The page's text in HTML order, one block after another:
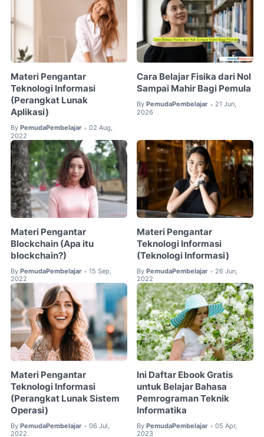
Materi Pengantar
Teknologi Informasi
(Perangkat Lunak
Aplikasi)
By PemudaPembelajar • 02 Aug,
2022
Cara Belajar Fisika dari Nol
Sampai Mahir Bagi Pemula
By PemudaPembelajar • 21 Jun,
2026
Materi Pengantar
Blockchain (Apa itu
blockchain?)
By PemudaPembelajar • 15 Sep,
2022
Materi Pengantar
Teknologi Informasi
(Teknologi Informasi)
By PemudaPembelajar • 26 Jun,
2022
Materi Pengantar
Teknologi Informasi
(Perangkat Lunak Sistem
Operasi)
By PemudaPembelajar • 06 Jul,
2022
Ini Daftar Ebook Gratis
untuk Belajar Bahasa
Pemrograman Teknik
Informatika
By PemudaPembelajar • 05 Apr,
2023